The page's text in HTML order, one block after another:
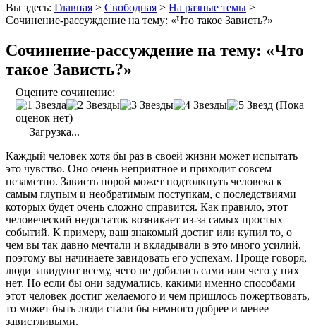
Вы здесь: Главная > Свободная > На разные темы >
Сочинение-рассуждение на тему: «Что такое Зависть?»
Сочинение-рассуждение на тему: «Что
такое Зависть?»
Оцените сочинение:
(Пока
оценок нет)
Загрузка...
Каждый человек хотя бы раз в своей жизни может испытать
это чувство. Оно очень неприятное и приходит совсем
незаметно. Зависть порой может подтолкнуть человека к
самым глупым и необратимым поступкам, с последствиями
которых будет очень сложно справится. Как правило, этот
человеческий недостаток возникает из-за самых простых
событий. К примеру, ваш знакомый достиг или купил то, о
чем вы так давно мечтали и вкладывали в это много усилий,
поэтому вы начинаете завидовать его успехам. Проще говоря,
люди завидуют всему, чего не добились сами или чего у них
нет. Но если бы они задумались, какими именно способами
этот человек достиг желаемого и чем пришлось пожертвовать,
то может быть люди стали бы немного добрее и менее
завистливыми.